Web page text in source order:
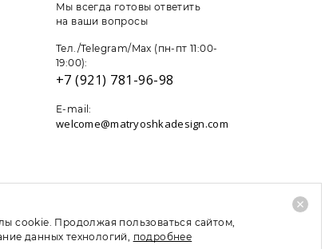
Мы всегда готовы ответить
на ваши вопросы
Тел./Telegram/Max (пн-пт 11:00-
19:00):
+7 (921) 781-96-98
E-mail:
welcome@matryoshkadesign.com
cookie. Продолжая пользоваться сайтом,
данных технологий, подробнее
TripAdvisor